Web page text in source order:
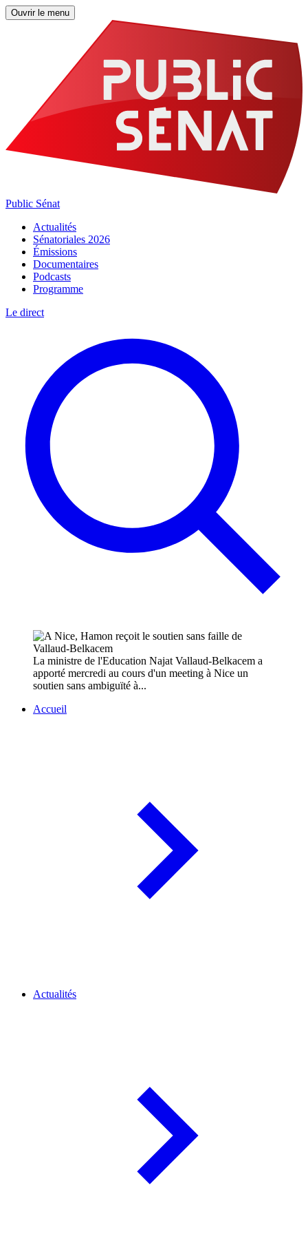
Ouvrir le menu
Public Sénat
Actualités
Sénatoriales 2026
Émissions
Documentaires
Podcasts
Programme
Le direct
La ministre de l'Education Najat Vallaud-Belkacem a
apporté mercredi au cours d'un meeting à Nice un
soutien sans ambiguïté à...
Accueil
Actualités